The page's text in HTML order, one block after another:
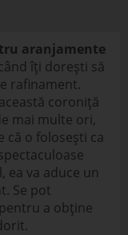
aranjamente
îți dorești să
rafinament.
coroniță
mai multe ori,
că o folosești ca
ea va aduce un
Se pot
a obține